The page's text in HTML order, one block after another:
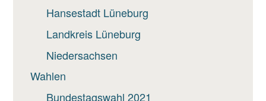
Hansestadt Lüneburg
Landkreis Lüneburg
Niedersachsen
Wahlen
Bundestagswahl 2021